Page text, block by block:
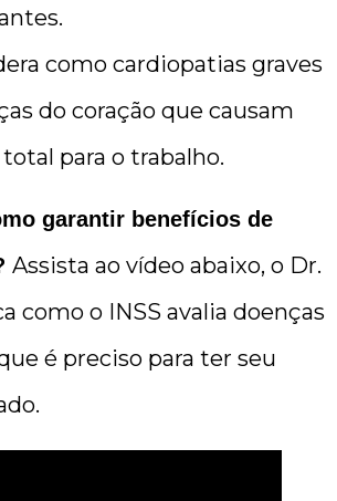
como cardiopatias graves
do coração que causam
para o trabalho.
garantir benefícios de
Assista ao vídeo abaixo, o Dr.
como o INSS avalia doenças
é preciso para ter seu